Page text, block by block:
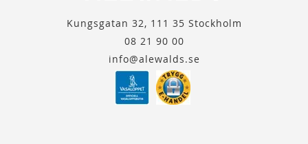
Kungsgatan 32, 111 35 Stockholm
08 21 90 00
info@alewalds.se